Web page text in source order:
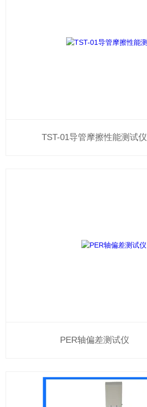
TST-01导管摩擦性能测试仪
PER轴偏差测试仪